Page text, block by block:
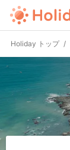
Holiday トップ